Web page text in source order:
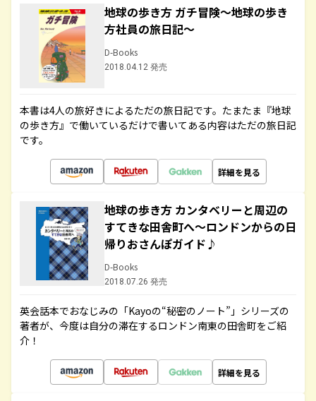
地球の歩き方 ガチ冒険～地球の歩き
方社員の旅日記～
D-Books
2018.04.12 発売
本書は4人の旅好きによるただの旅日記です。たまたま『地球
の歩き方』で働いているだけで書いてある内容はただの旅日記
です。
詳細を見る
地球の歩き方 カンタベリーと周辺の
すてきな田舎町へ～ロンドンからの日
帰りおさんぽガイド♪
D-Books
2018.07.26 発売
英会話本でおなじみの「Kayoの“秘密のノート”」シリーズの
著者が、今度は自分の滞在するロンドン南東の田舎町をご紹
介！
詳細を見る